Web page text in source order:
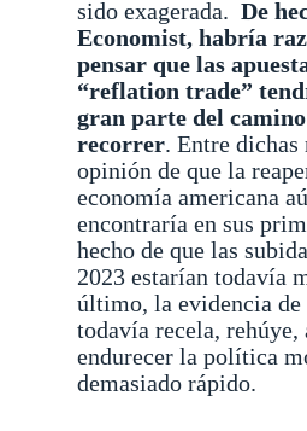
sido exagerada. De
Economist, habría
pensar que las
“reflation trade”
gran parte del
recorrer. Entre dichas
opinión de que la
economía americana
encontraría en sus
hecho de que las
2023 estarían todavía
último, la evidencia de
todavía recela, rehúye,
endurecer la política
demasiado rápido.